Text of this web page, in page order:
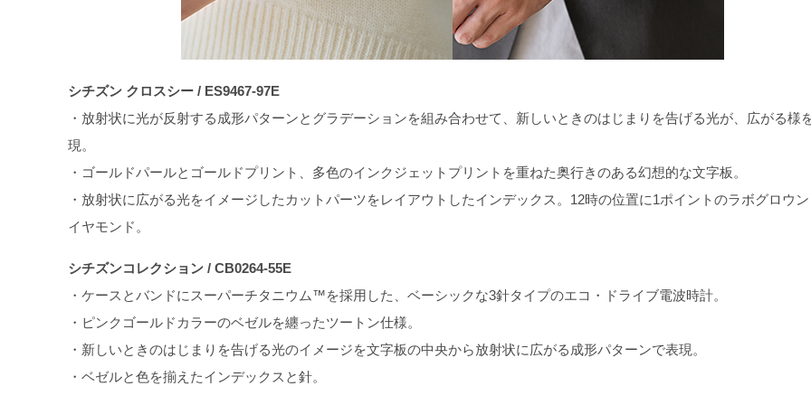
シチズン クロスシー / ES9467-97E
・放射状に光が反射する成形パターンとグラデーションを組み合わせて、新しいときのはじまりを告げる光が、広がる様
現。
・ゴールドパールとゴールドプリント、多色のインクジェットプリントを重ねた奥行きのある幻想的な文字板。
・放射状に広がる光をイメージしたカットパーツをレイアウトしたインデックス。12時の位置に1ポイントのラボグロウ
イヤモンド。
シチズンコレクション / CB0264-55E
・ケースとバンドにスーパーチタニウム™を採用した、ベーシックな3針タイプのエコ・ドライブ電波時計。
・ピンクゴールドカラーのベゼルを纏ったツートン仕様。
・新しいときのはじまりを告げる光のイメージを文字板の中央から放射状に広がる成形パターンで表現。
・ベゼルと色を揃えたインデックスと針。